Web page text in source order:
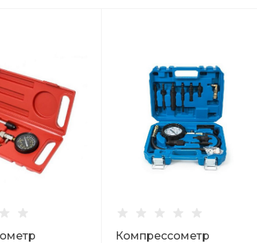
Компрессометр